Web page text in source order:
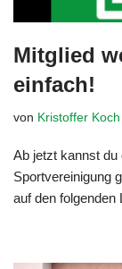
Mitglied
einfach!
von Kristoffer Koch
Ab jetzt kannst du
Sportvereinigung
auf den